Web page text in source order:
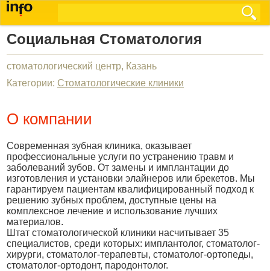
Социальная Стоматология
стоматологический центр, Казань
Категории: Стоматологические клиники
О компании
Современная зубная клиника, оказывает
профессиональные услуги по устранению травм и
заболеваний зубов. От замены и имплантации до
изготовления и установки элайнеров или брекетов. Мы
гарантируем пациентам квалифицированный подход к
решению зубных проблем, доступные цены на
комплексное лечение и использование лучших
материалов.
Штат стоматологической клиники насчитывает 35
специалистов, среди которых: имплантолог, стоматолог-
хирурги, стоматолог-терапевты, стоматолог-ортопеды,
стоматолог-ортодонт, пародонтолог.